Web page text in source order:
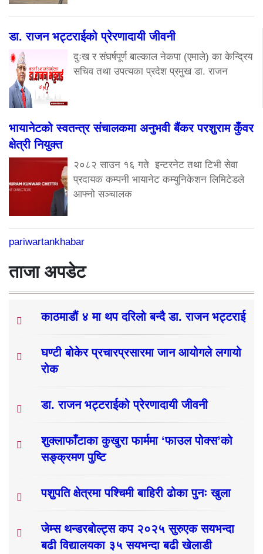
डा. राजन भट्टराईको प्रेरणादायी जीवनी
दुःख र संघर्षपूर्ण बाल्काल नेकपा (एमाले) का केन्द्रिय
सचिव तथा उपत्यका प्रदेश प्रमुख डा. राजन
भायानेटको स्वतन्त्र संचालकमा अनुभवी बैंकर परशुराम कुँवर
क्षेत्री नियुक्त
२०८२ साउन १६ गते इन्टरनेट तथा टिभी सेवा
प्रदायक कम्पनी भायानेट कम्युनिकेशन लिमिटेडले
आफ्नो सञ्चालक
pariwartankhabar
ताजा अपडेट
काठमाडौं ४ मा थप दरिलो बन्दै डा. राजन भट्टराई
घण्टी बोकेर प्रचारप्रसारमा जान आयोगले लगायो
रोक
डा. राजन भट्टराईको प्रेरणादायी जीवनी
शुक्लाफाँटाका कुखुरा फार्ममा ‘फाउल पोक्स’को
सङ्क्रमण पुष्टि
पशुपति क्षेत्रमा पश्चिमी बाहिरी ढोका पुनः खुला
जेम्स थन्डरबोल्ट्स कप २०२५ सुरुएक सयभन्दा
बढी विद्यालयका ३५ सयभन्दा बढी खेलाडी